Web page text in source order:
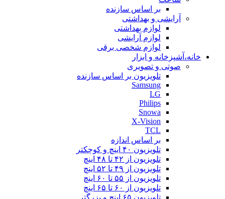
بر اساس سازنده
آرایشی و بهداشتی
لوازم بهداشتی
لوازم آرایشی
لوازم شخصی برقی
خانه،آشپزخانه و ابزار
صوتی و تصویری
تلویزیون بر اساس سازنده
Samsung
LG
Philips
Snowa
X-Vision
TCL
بر اساس اندازه
تلویزیون ۴۰ اینچ و کوچکتر
تلویزیون از ۴۲ تا ۴۸ اینچ
تلویزیون از ۴۹ تا ۵۲ اینچ
تلویزیون از ۵۵ تا ۶۰ اینچ
تلویزیون از ۶۰ تا ۶۵ اینچ
تلویزیون ۶۵ اینچ و بزرگتر